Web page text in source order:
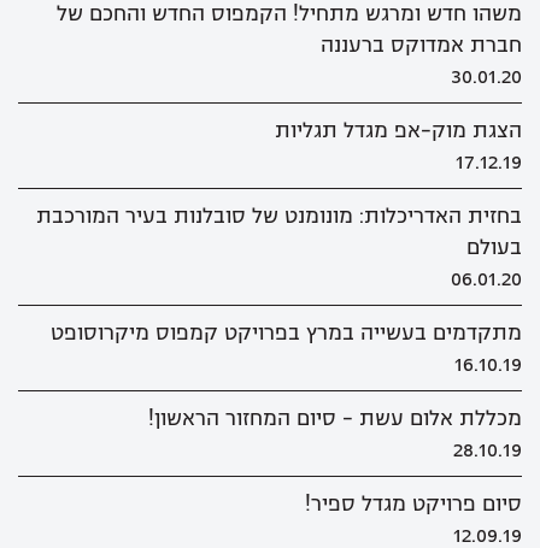
משהו חדש ומרגש מתחיל! הקמפוס החדש והחכם של
חברת אמדוקס ברעננה
30.01.20
הצגת מוק-אפ מגדל תגליות
17.12.19
בחזית האדריכלות: מונומנט של סובלנות בעיר המורכבת
בעולם
06.01.20
מתקדמים בעשייה במרץ בפרויקט קמפוס מיקרוסופט
16.10.19
מכללת אלום עשת - סיום המחזור הראשון!
28.10.19
סיום פרויקט מגדל ספיר!
12.09.19